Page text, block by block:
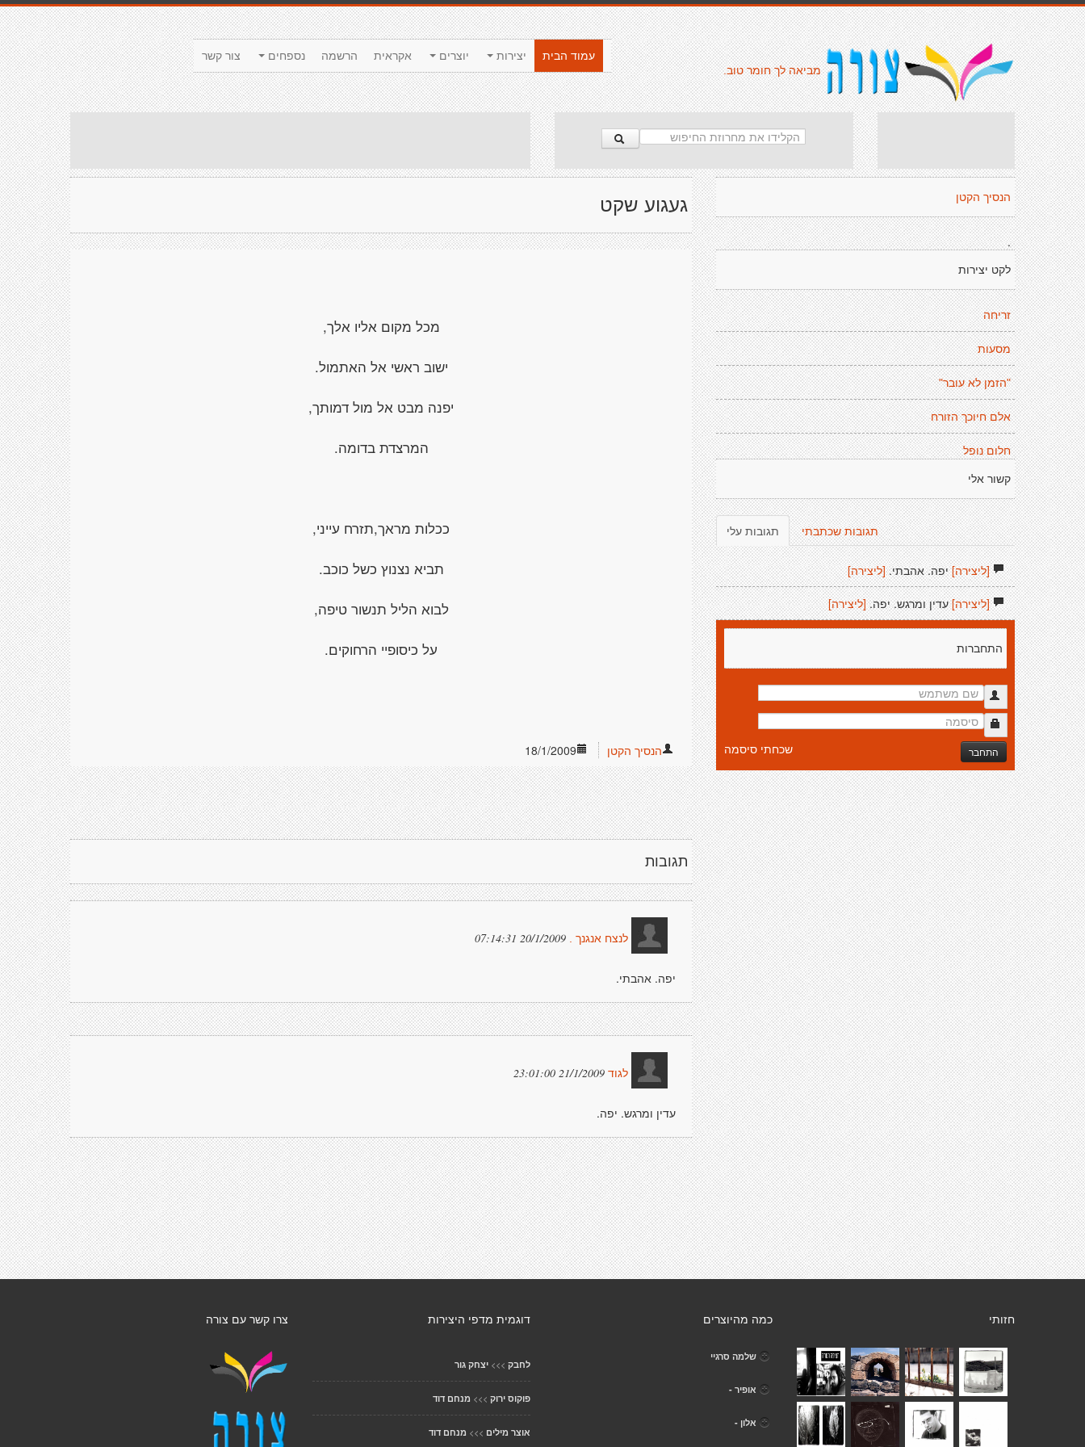
צור קשר נספחים הרשמה אקראית יוצרים יצירות
עמוד הבית
מביאה לך חומר טוב.
געגוע שקט
מכל מקום אליו אלך,
ישוב ראשי אל האתמול.
יפנה מבט אל מול דמותך,
המרצדת בדומה.
ככלות מראך,תזרח עייני,
תביא נצנוץ כשל כוכב.
לבוא הליל תנשור טיפה,
על כיסופיי הרחוקים.
18/1/2009 הנסיך הקטן
תגובות
לנצח אנגנך . 20/1/2009 07:14:31
יפה. אהבתי.
לגוד 21/1/2009 23:01:00
עדין ומרגש. יפה.
הנסיך הקטן
.
לקט יצירות
זריחה
מסעות
"הזמן לא עובר"
אלם חיוכך הזורח
חלום נופל
קשור אלי
תגובות עלי תגובות שכתבתי
[ליצירה]יפה. אהבתי. [ליצירה]
[ליצירה]עדין ומרגש. יפה. [ליצירה]
התחברות
התחבר שכחתי סיסמה
צרו קשר עם צורה דוגמית מדפי היצירות
לחבק >>> יצחק גור
פוקוס ירוק >>> מנחם דוד
אוצר מילים >>> מנחם דוד
כמה מהיוצרים
שלמה סרגיי
אופיר -
אלון -
חזותי